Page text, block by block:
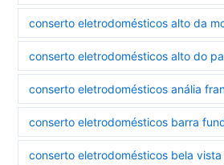
conserto eletrodomésticos alto da
conserto eletrodomésticos alto do
conserto eletrodomésticos anália
conserto eletrodomésticos barra
conserto eletrodomésticos bela vista